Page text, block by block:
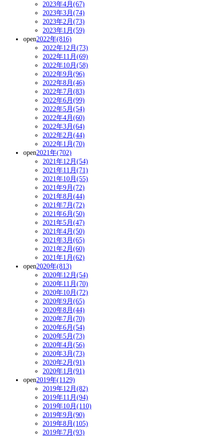
2023年4月(67)
2023年3月(74)
2023年2月(73)
2023年1月(59)
open2022年(816)
2022年12月(73)
2022年11月(69)
2022年10月(58)
2022年9月(96)
2022年8月(46)
2022年7月(83)
2022年6月(99)
2022年5月(54)
2022年4月(60)
2022年3月(64)
2022年2月(44)
2022年1月(70)
open2021年(702)
2021年12月(54)
2021年11月(71)
2021年10月(55)
2021年9月(72)
2021年8月(44)
2021年7月(72)
2021年6月(50)
2021年5月(47)
2021年4月(50)
2021年3月(65)
2021年2月(60)
2021年1月(62)
open2020年(813)
2020年12月(54)
2020年11月(70)
2020年10月(72)
2020年9月(65)
2020年8月(44)
2020年7月(70)
2020年6月(54)
2020年5月(73)
2020年4月(56)
2020年3月(73)
2020年2月(91)
2020年1月(91)
open2019年(1129)
2019年12月(82)
2019年11月(94)
2019年10月(110)
2019年9月(90)
2019年8月(105)
2019年7月(93)